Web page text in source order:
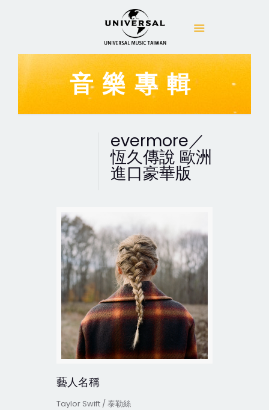
音樂專輯
evermore／
恆久傳說 歐洲
進口豪華版
藝人名稱
Taylor Swift / 泰勒絲